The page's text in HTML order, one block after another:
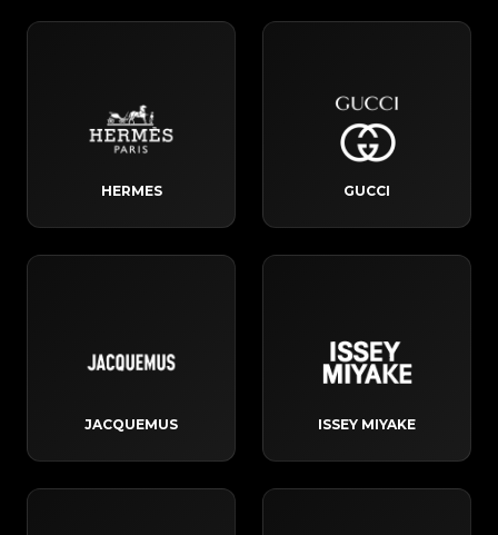
GUCCI
HERMES
ISSEY MIYAKE
JACQUEMUS